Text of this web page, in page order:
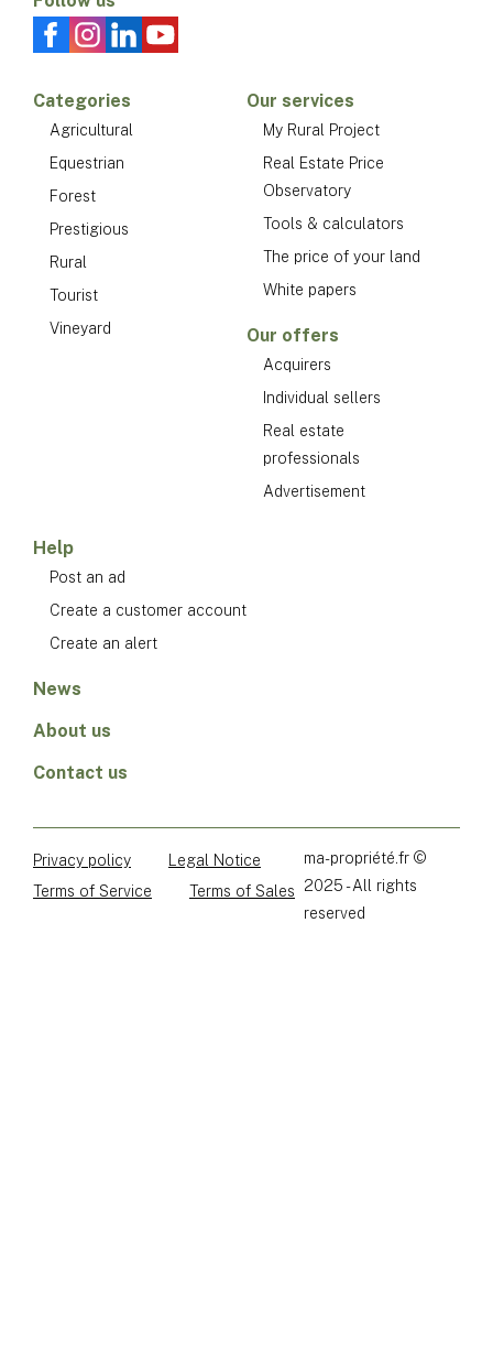
Categories
Agricultural
Equestrian
Forest
Prestigious
Rural
Tourist
Vineyard
Our services
My Rural Project
Real Estate Price
Observatory
Tools & calculators
The price of your land
White papers
Our offers
Acquirers
Individual sellers
Real estate
professionals
Advertisement
Help
Post an ad
Create a customer account
Create an alert
News
About us
Contact us
Privacy policy
Legal Notice
Terms of Service
Terms of Sales
ma-propriété.fr ©
2025 - All rights
reserved